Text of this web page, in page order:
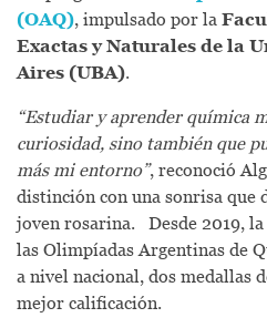
(OAQ), impulsado por la
Exactas y Naturales de la
Aires (UBA).
“Estudiar y aprender química
curiosidad, sino también que
más mi entorno”, reconoció
distinción con una sonrisa que
joven rosarina. Desde 2019,
las Olimpíadas Argentinas de
a nivel nacional, dos medallas
mejor calificación.